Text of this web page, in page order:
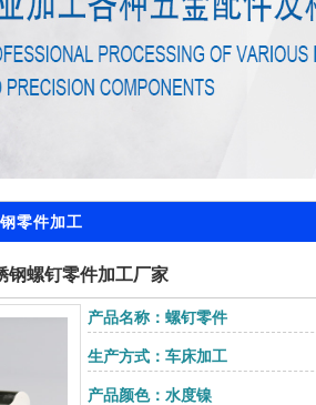
零件加工
钢螺钉零件加工厂家
产品名称：螺钉零件
生产方式：车床加工
产品颜色：水度镍